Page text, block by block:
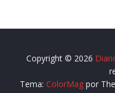
Copyright © 2026
Tema: ColorMagpor